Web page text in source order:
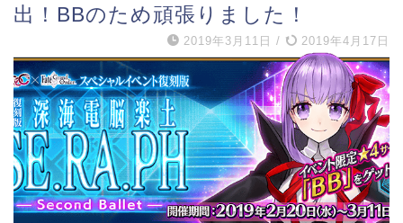
出！BBのため頑張りました！
2019年3月11日 / 2019年4月17日